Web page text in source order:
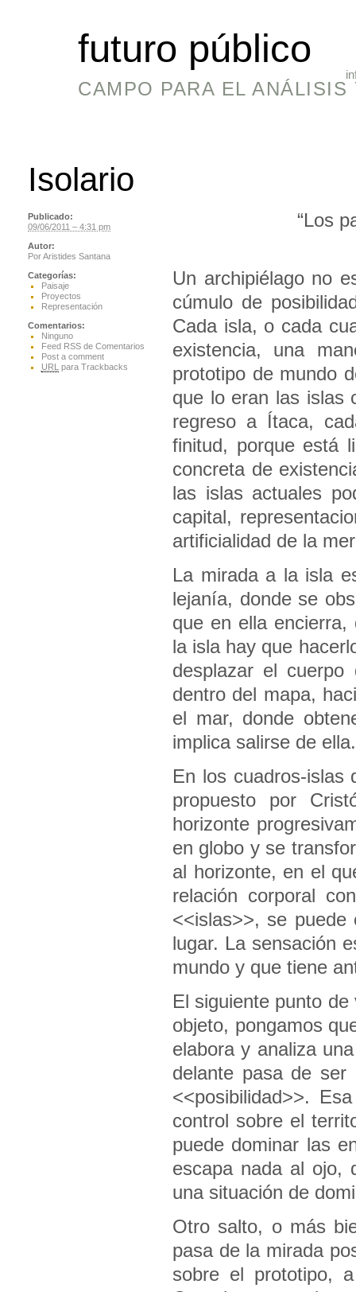
futuro público
CAMPO PARA EL
Isolario
“Los
Un archipiélago no
cúmulo de
Cada isla, o cada
existencia, una
prototipo de mundo
que lo eran las islas
regreso a Ítaca,
finitud, porque está
concreta de
las islas actuales
capital,
artificialidad de la
La mirada a la isla
lejanía, donde se
que en ella
la isla hay que
desplazar el
dentro del mapa,
el mar, donde
implica salirse de ella.
En los cuadros-islas
propuesto por
horizonte
en globo y se
al horizonte, en el
relación corporal
<<islas>>, se puede
lugar. La sensación
mundo y que tiene
El siguiente punto
objeto, pongamos
elabora y analiza
delante pasa de
<<posibilidad>>.
control sobre el
puede dominar las
escapa nada al ojo,
una situación de
Otro salto, o más
pasa de la mirada
sobre el prototipo,
Publicado:
09/06/2011 – 4:31 pm
Autor:
PorAristides Santana
Categorías:
Paisaje
Proyectos
Representación
Comentarios:
Ninguno
Feed RSS de Comentarios
Post a comment
URL para Trackbacks